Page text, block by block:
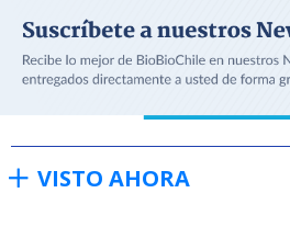
VISTO AHORA